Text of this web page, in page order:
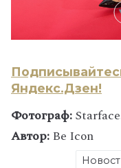
Яндекс.Дзен!
Фотограф:
Автор:Be Icon